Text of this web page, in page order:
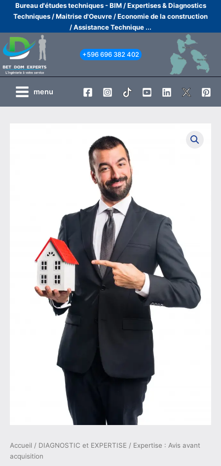
Bureau d'études techniques - BIM /Expertises & Diagnostics
Techniques /Maitrise d'Oeuvre /Economie de la construction
/Assistance Technique ...
+596 696 382 402
menu
Accueil / DIAGNOSTIC et EXPERTISE / Expertise : Avis avant
acquisition